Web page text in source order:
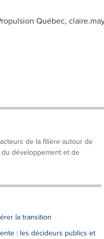
Québec,
de la filière autour de
développement et de
la transition
: les décideurs publics et